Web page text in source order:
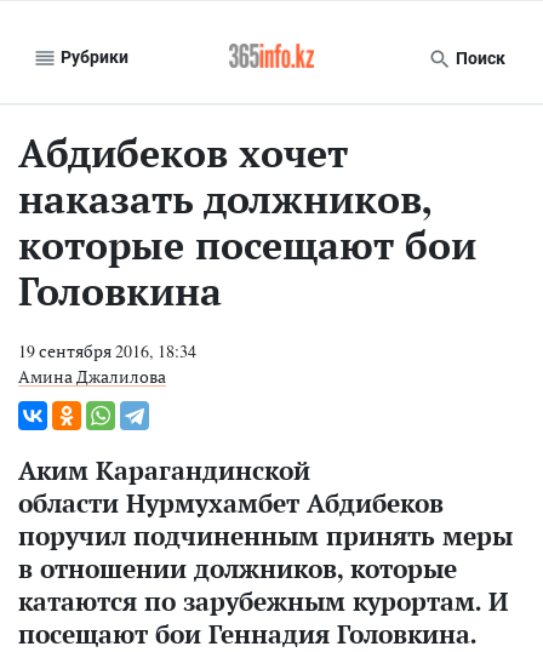
Рубрики Поиск
Абдибеков хочет
наказать должников,
которые посещают бои
Головкина
19 сентября 2016, 18:34
Амина Джалилова
Аким Карагандинской
области Нурмухамбет Абдибеков
поручил подчиненным принять меры
в отношении должников, которые
катаются по зарубежным курортам. И
посещают бои Геннадия Головкина.